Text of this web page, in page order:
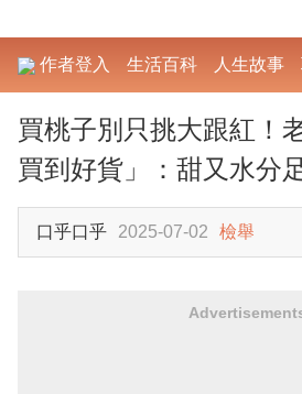
作者登入 生活百科 人生故事
買桃子別只挑大跟紅！
買到好貨」：甜又水分
口乎口乎 2025-07-02 檢舉